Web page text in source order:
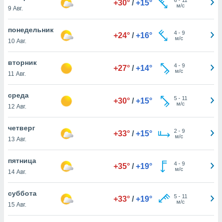
действия
рекламу
нашей
cookie
cookie
в
нашего
9 Авг.
+30° / +15°
м/с
понедельник
10 Авг.
+24° / +16° 4- 9
м/с
вторник
11 Авг.
+27° / +14° 4- 9
м/с
среда
12 Авг.
+30° / +15° 5- 11
м/с
четверг
13 Авг.
+33° / +15° 2- 9
м/с
пятница
14 Авг.
+35° / +19° 4- 9
м/с
суббота
15 Авг.
+33° / +19° 5- 11
м/с